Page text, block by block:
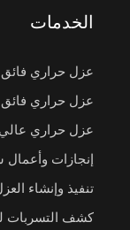
الخدمات
عزل حراري فائق
عزل حراري فائق
عزل حراري عالي
إنجازات وأعمال
تنفيذ وإنشاء
كشف التسربات